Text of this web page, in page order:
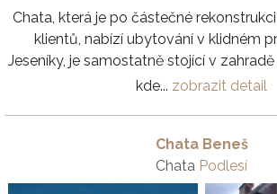
Chata, která je po částečné
klientů, nabízí ubytování v klidném
Jeseníky, je samostatně stojící v
kde... zobrazit detail
Chata Beneš
Chata Podlesí